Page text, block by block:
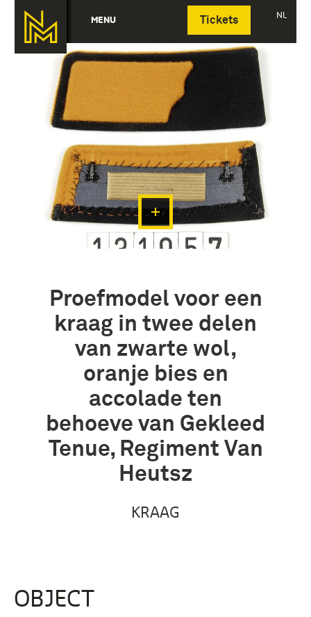
MENU Tickets NL
Deutsch
Proefmodel voor een
kraag in twee delen
van zwarte wol,
oranje bies en
accolade ten
behoeve van Gekleed
Tenue, Regiment Van
Heutsz
KRAAG
OBJECT